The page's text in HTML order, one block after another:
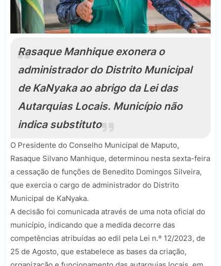
Rasaque Manhique exonera o
administrador do Distrito Municipal
de KaNyaka ao abrigo da Lei das
Autarquias Locais. Município não
indica substituto
O Presidente do Conselho Municipal de Maputo,
Rasaque Silvano Manhique, determinou nesta sexta-feira
a cessação de funções de Benedito Domingos Silveira,
que exercia o cargo de administrador do Distrito
Municipal de KaNyaka.
A decisão foi comunicada através de uma nota oficial do
município, indicando que a medida decorre das
competências atribuídas ao edil pela Lei n.º 12/2023, de
25 de Agosto, que estabelece as bases da criação,